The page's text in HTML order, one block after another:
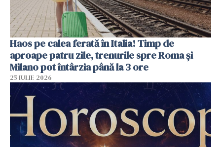
Haos pe calea ferată în Italia! Timp de
aproape patru zile, trenurile spre Roma și
Milano pot întârzia până la 3 ore
25 IULIE 2026